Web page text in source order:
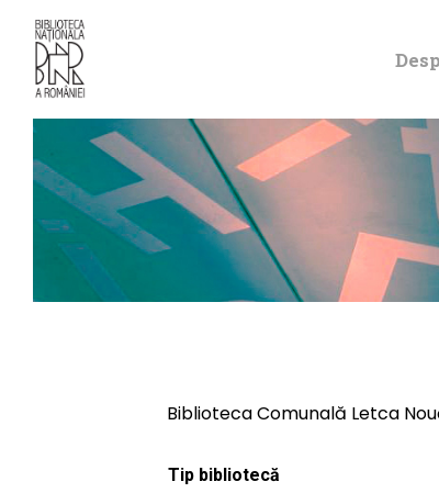
Biblioteca Comunală Letca
Tip bibliotecă